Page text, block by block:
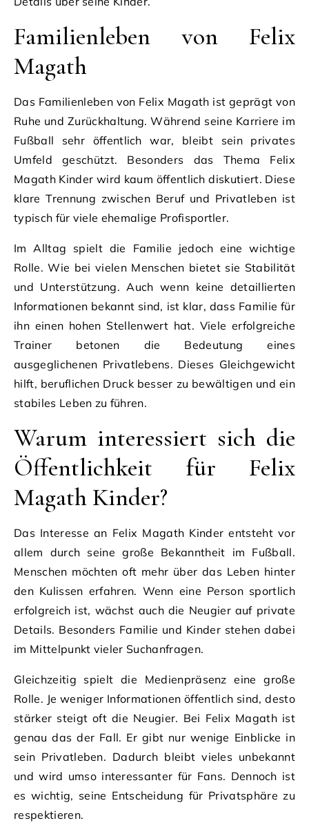
Familienleben von Felix
Magath
Das Familienleben von Felix Magath ist geprägt von
Ruhe und Zurückhaltung. Während seine Karriere im
Fußball sehr öffentlich war, bleibt sein privates
Umfeld geschützt. Besonders das Thema Felix
Magath Kinder wird kaum öffentlich diskutiert. Diese
klare Trennung zwischen Beruf und Privatleben ist
typisch für viele ehemalige Profisportler.
Im Alltag spielt die Familie jedoch eine wichtige
Rolle. Wie bei vielen Menschen bietet sie Stabilität
und Unterstützung. Auch wenn keine detaillierten
Informationen bekannt sind, ist klar, dass Familie für
ihn einen hohen Stellenwert hat. Viele erfolgreiche
Trainer betonen die Bedeutung eines
ausgeglichenen Privatlebens. Dieses Gleichgewicht
hilft, beruflichen Druck besser zu bewältigen und ein
stabiles Leben zu führen.
Warum interessiert sich die
Öffentlichkeit für Felix
Magath Kinder?
Das Interesse an Felix Magath Kinder entsteht vor
allem durch seine große Bekanntheit im Fußball.
Menschen möchten oft mehr über das Leben hinter
den Kulissen erfahren. Wenn eine Person sportlich
erfolgreich ist, wächst auch die Neugier auf private
Details. Besonders Familie und Kinder stehen dabei
im Mittelpunkt vieler Suchanfragen.
Gleichzeitig spielt die Medienpräsenz eine große
Rolle. Je weniger Informationen öffentlich sind, desto
stärker steigt oft die Neugier. Bei Felix Magath ist
genau das der Fall. Er gibt nur wenige Einblicke in
sein Privatleben. Dadurch bleibt vieles unbekannt
und wird umso interessanter für Fans. Dennoch ist
es wichtig, seine Entscheidung für Privatsphäre zu
respektieren.